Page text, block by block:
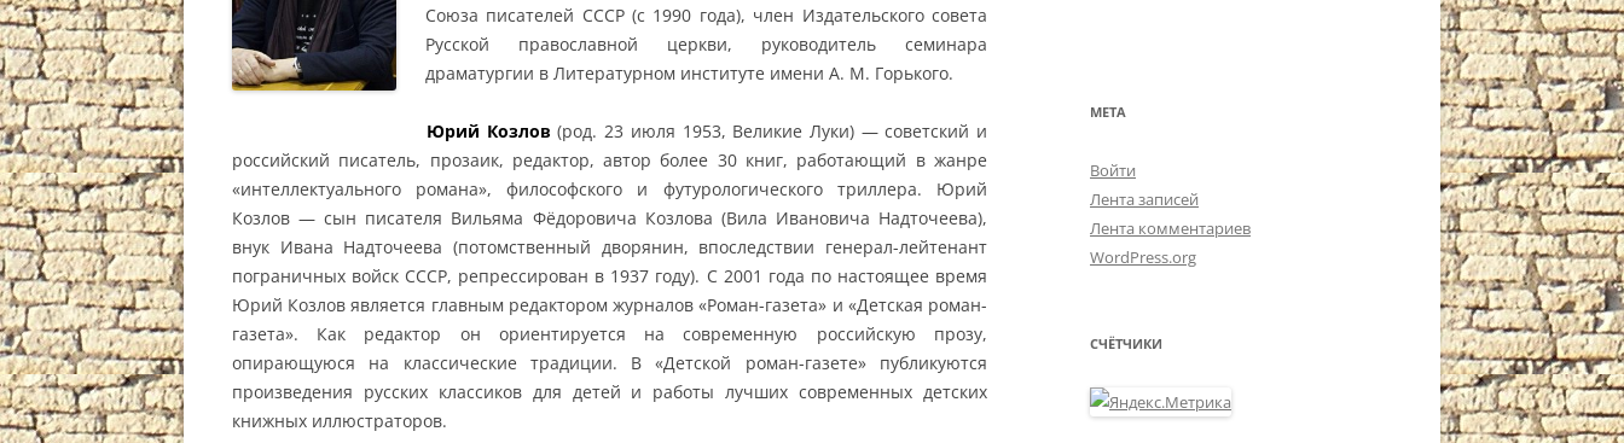
Союза писателей СССР (с 1990 года), член Издательского совета
Русской православной церкви, руководитель семинара
драматургии в Литературном институте имени А. М. Горького.
Юрий Козлов (род. 23 июля 1953, Великие Луки) — советский и
российский писатель, прозаик, редактор, автор более 30 книг, работающий в жанре
«интеллектуального романа», философского и футурологического триллера. Юрий
Козлов — сын писателя Вильяма Фёдоровича Козлова (Вила Ивановича Надточеева),
внук Ивана Надточеева (потомственный дворянин, впоследствии генерал-лейтенант
пограничных войск СССР, репрессирован в 1937 году). С 2001 года по настоящее время
Юрий Козлов является главным редактором журналов «Роман-газета» и «Детская роман-
газета». Как редактор он ориентируется на современную российскую прозу,
опирающуюся на классические традиции. В «Детской роман-газете» публикуются
произведения русских классиков для детей и работы лучших современных детских
книжных иллюстраторов.
МЕТА
Войти
Лента записей
Лента комментариев
WordPress.org
СЧЁТЧИКИ